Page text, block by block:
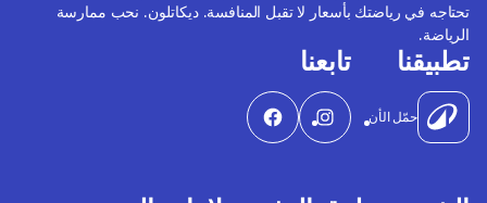
تحتاجه في رياضتك بأسعار لا تقبل المنافسة. ديكاتلون. نحب ممارسة
الرياضة.
تطبيقنا
حمّل الأن
تابعنا